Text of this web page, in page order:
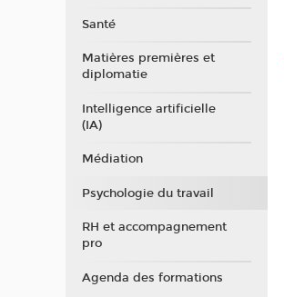
Santé
Matières premières et
diplomatie
Intelligence artificielle
(IA)
Médiation
Psychologie du travail
RH et accompagnement
pro
Agenda des formations